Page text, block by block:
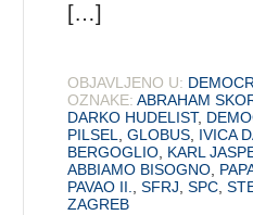
[…]
OBJAVLJENO U:
OZNAKE: ABRAHAM
DARKO HUDELIST,
PILSEL
,GLOBUS IVICA
BERGOGLIO KARL
ABBIAMO BISOGNO
PAVAO II.
,SFRJ ,SPC ,
ZAGREB